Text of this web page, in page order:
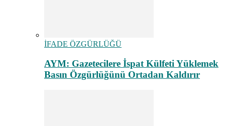
İFADE ÖZGÜRLÜĞÜ
AYM: Gazetecilere İspat Külfeti Yüklemek
Basın Özgürlüğünü Ortadan Kaldırır